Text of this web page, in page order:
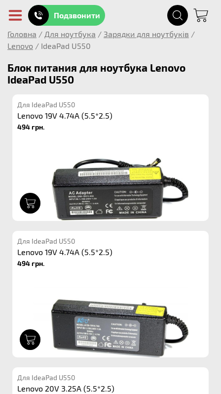
Подзвонити
Головна / Для ноутбука / Зарядки для ноутбуків /
Lenovo / IdeaPad U550
Блок питания для ноутбука Lenovo
IdeaPad U550
Для IdeaPad U550
Lenovo 19V 4.74A (5.5*2.5)
494 грн.
Для IdeaPad U550
Lenovo 19V 4.74A (5.5*2.5)
494 грн.
Для IdeaPad U550
Lenovo 20V 3.25A (5.5*2.5)